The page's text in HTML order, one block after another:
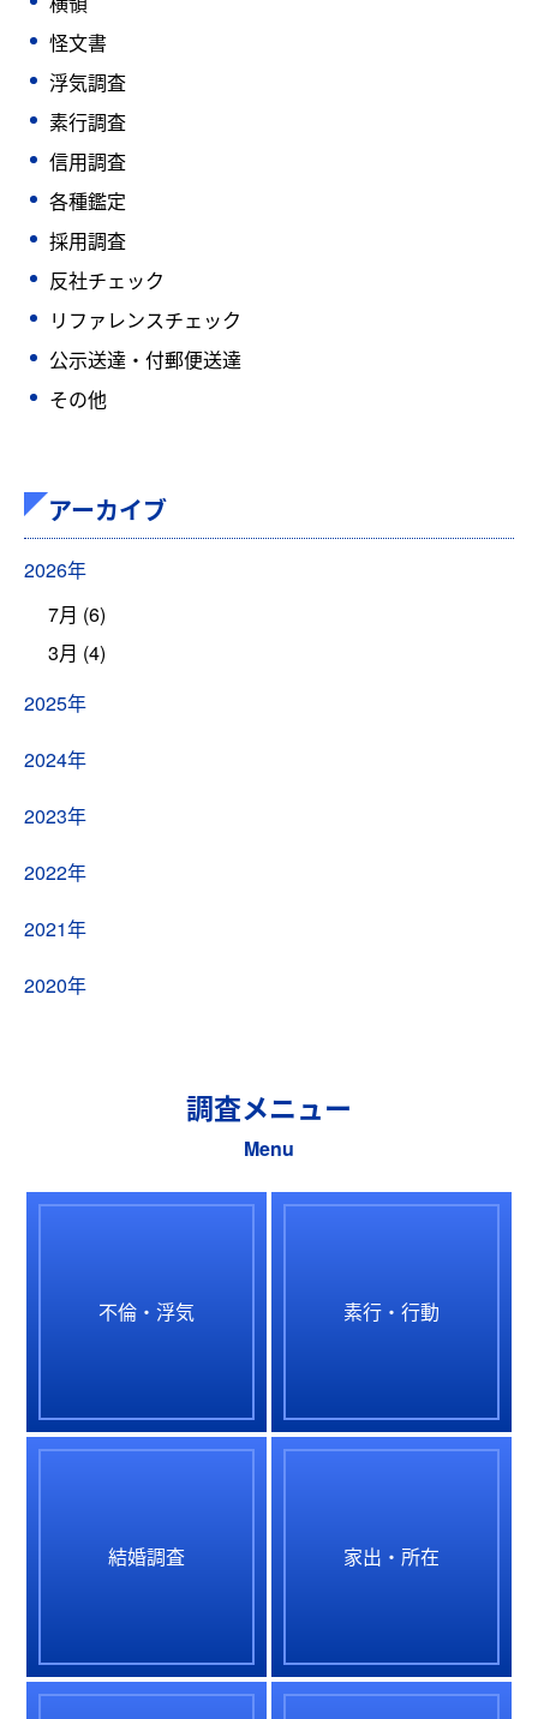
怪文書
浮気調査
素行調査
信用調査
各種鑑定
採用調査
反社チェック
リファレンスチェック
公示送達・付郵便送達
その他
アーカイブ
2026年
7月 (6)
3月 (4)
2025年
2024年
2023年
2022年
2021年
2020年
調査メニュー
Menu
不倫・浮気 素行・行動
結婚調査 家出・所在